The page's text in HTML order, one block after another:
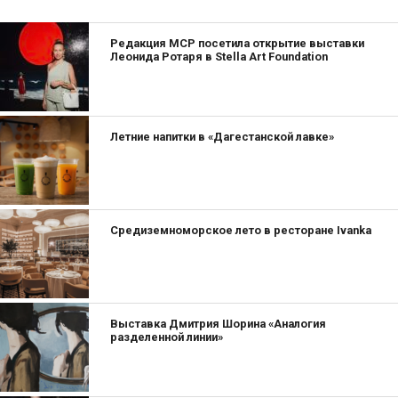
Редакция MCP посетила открытие выставки
Леонида Ротаря в Stella Art Foundation
Летние напитки в «Дагестанской лавке»
Cредиземноморское лето в ресторане Ivanka
Выставка Дмитрия Шорина «Аналогия
разделенной линии»